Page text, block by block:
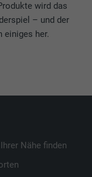
wird das
– und der
einiges her.
Nähe finden
Dienst
der